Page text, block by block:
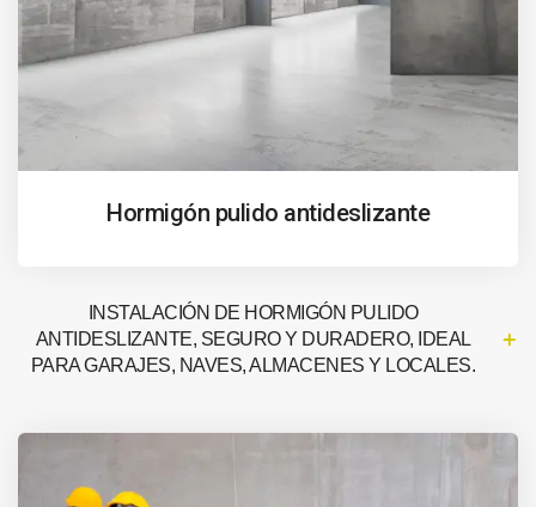
Hormigón pulido antideslizante
INSTALACIÓN DE HORMIGÓN PULIDO
ANTIDESLIZANTE, SEGURO Y DURADERO, IDEAL
PARA GARAJES, NAVES, ALMACENES Y LOCALES.